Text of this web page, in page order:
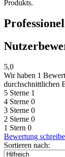
Produkts.
5,0
Wir haben 1
durchschnittlichen
5 Sterne 1
4 Sterne 0
3 Sterne 0
2 Sterne 0
1 Stern 0
Bewertung
Sortieren nach: